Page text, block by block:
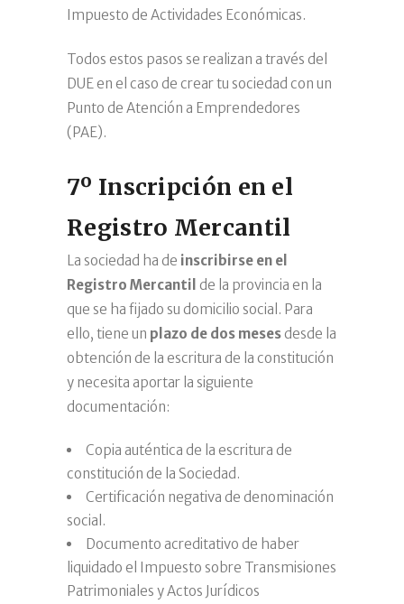
Impuesto de Actividades Económicas.
Todos estos pasos se realizan a través del
DUE en el caso de crear tu sociedad con un
Punto de Atención a Emprendedores
(PAE).
7º Inscripción en el
Registro Mercantil
La sociedad ha de inscribirse en el
Registro Mercantil de la provincia en la
que se ha fijado su domicilio social. Para
ello, tiene un plazo de dos meses desde la
obtención de la escritura de la constitución
y necesita aportar la siguiente
documentación:
Copia auténtica de la escritura de
constitución de la Sociedad.
Certificación negativa de denominación
social.
Documento acreditativo de haber
liquidado el Impuesto sobre Transmisiones
Patrimoniales y Actos Jurídicos